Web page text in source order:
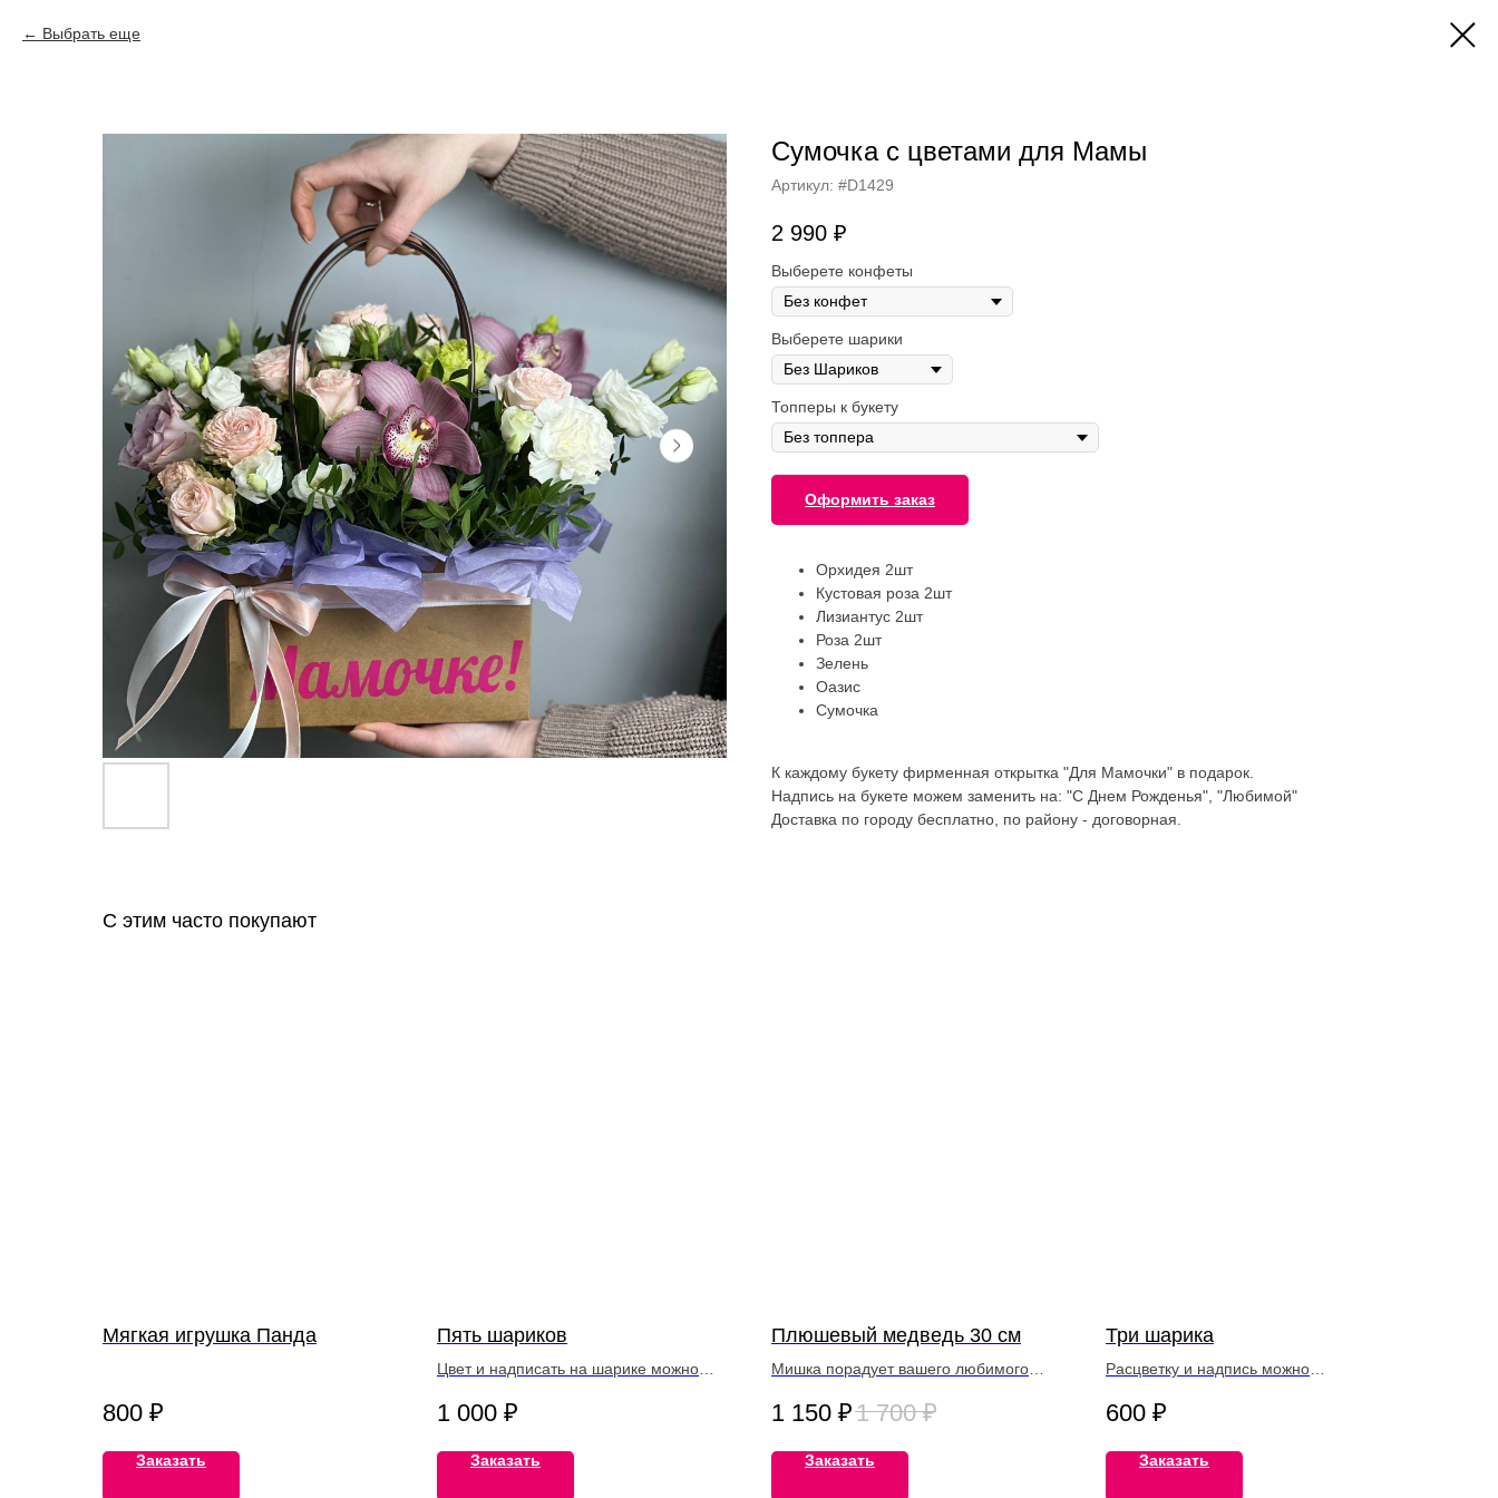
Выбрать еще
Сумочка с цветами для Мамы
Артикул: #D1429
2 990 ₽
Выберете конфеты
Выберете шарики
Топперы к букету
Оформить заказ
Орхидея 2шт
Кустовая роза 2шт
Лизиантус 2шт
Роза 2шт
Зелень
Оазис
Сумочка
К каждому букету фирменная открытка "Для Мамочки" в подарок.
Надпись на букете можем заменить на: "С Днем Рожденья", "Любимой"
Доставка по городу бесплатно, по району - договорная.
С этим часто покупают
Мягкая игрушка Панда
800 ₽
Заказать
Пять шариков
Цвет и надписать на шарике можно
1 000 ₽
Заказать
Плюшевый медведь 30 см
Мишка порадует вашего любимого
1 150 ₽1 700 ₽
Заказать
Три шарика
Расцветку и надпись можно
600 ₽
Заказать